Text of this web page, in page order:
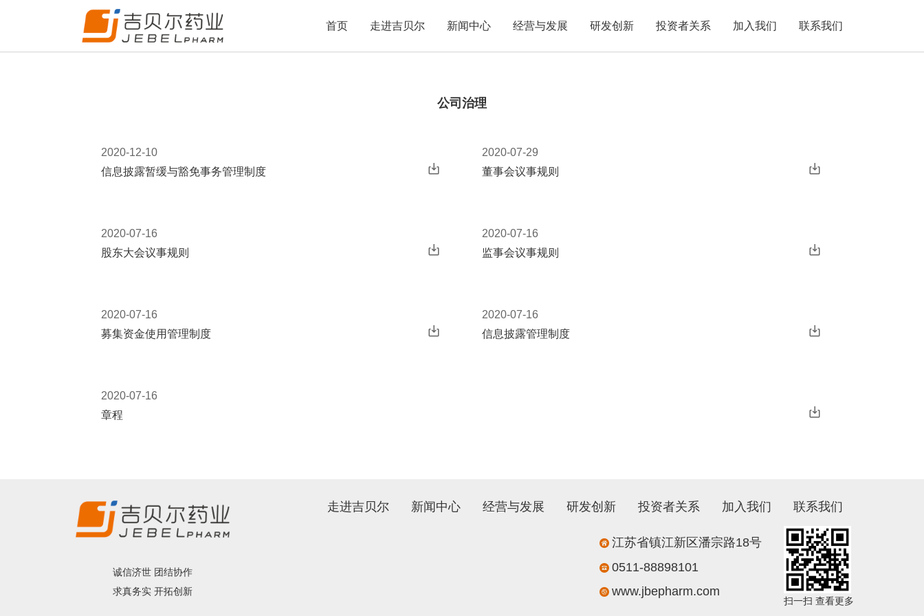
首页 走进吉贝尔 新闻中心 经营与发展 研发创新 投资者关系 加入我们 联系我们
公司治理
2020-12-10
信息披露暂缓与豁免事务管理制度
2020-07-29
董事会议事规则
2020-07-16
股东大会议事规则
2020-07-16
监事会议事规则
2020-07-16
募集资金使用管理制度
2020-07-16
信息披露管理制度
2020-07-16
章程
诚信济世 团结协作
求真务实 开拓创新
走进吉贝尔 新闻中心 经营与发展 研发创新 投资者关系 加入我们 联系我们
江苏省镇江新区潘宗路18号
0511-88898101
www.jbepharm.com
扫一扫 查看更多